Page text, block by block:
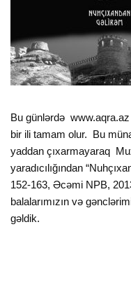
Bu günlərdə www.aqra.az
bir ili tamam olur. Bu
yaddan çıxarmayaraq
yaradıcılığından
152-163, Əcəmi NPB,
balalarımızın və
gəldik.
“AqRa”